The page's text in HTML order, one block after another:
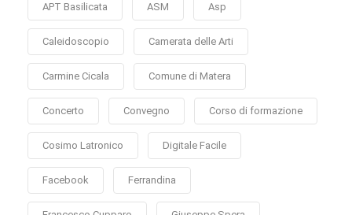
APT Basilicata ASM Asp
Caleidoscopio Camerata delle Arti
Carmine Cicala Comune di Matera
Concerto Convegno Corso di formazione
Cosimo Latronico Digitale Facile
Facebook Ferrandina